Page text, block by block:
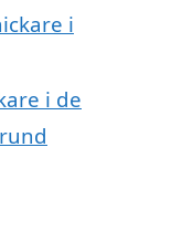
i
i de